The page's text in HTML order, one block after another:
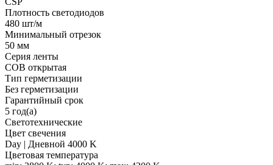
Плотность светодиодов
480 шт/м
Минимальный отрезок
50 мм
Серия ленты
COB открытая
Тип герметизации
Без герметизации
Гарантийный срок
5 год(а)
Светотехнические
Цвет свечения
Day | Дневной 4000 K
Цветовая температура